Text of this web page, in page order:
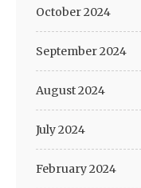
October 2024
September 2024
August 2024
July 2024
February 2024